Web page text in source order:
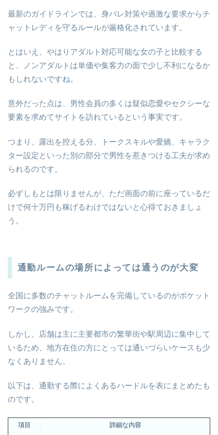
最新のガイドラインでは、身バレ対策や過激な要求からチ
ャットレディを守るルールが厳格化されています。
とはいえ、やはりアダルト対応可能な女の子と比較する
と、ノンアダルトは単価や集客力の面で少し不利になるか
もしれないですね。
意外だった点は、男性会員の多くは疑似恋愛やセクシーな
要素を求めてサイトを訪れているという事実です。
つまり、露出を控える分、トークスキルや愛嬌、キャラク
ター設定といった別の部分で男性を惹きつける工夫が求め
られるのです。
必ずしもとは限りませんが、ただ画面の前に座っているだ
けで何十万円も稼げるわけではないと心得ておきましょ
う。
通勤ルームの場所によっては通うのが大変
全国に多数のチャットルームを完備しているのがポケット
ワークの強みです。
しかし、店舗は主に主要都市の繁華街や駅周辺に集中して
いるため、地方在住の方にとっては通いづらいケースも少
なくありません。
以下は、通勤する際によくあるハードルを表にまとめたも
のです。
項目 詳細な内容